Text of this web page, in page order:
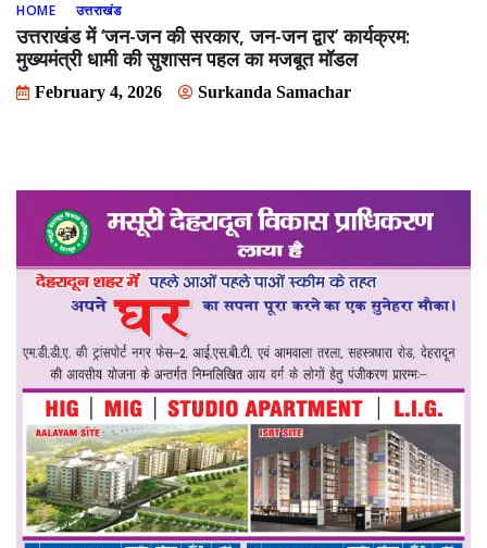
HOME उत्तराखंड
उत्तराखंड में ‘जन-जन की सरकार, जन-जन द्वार’ कार्यक्रम:
मुख्यमंत्री धामी की सुशासन पहल का मजबूत मॉडल
February 4, 2026 Surkanda Samachar